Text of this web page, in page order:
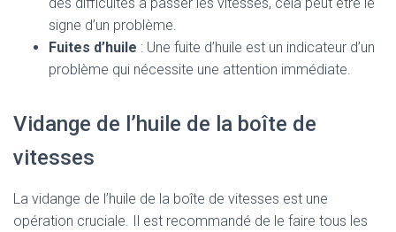
signe d’un problème.
Fuites d’huile : Une fuite d’huile est un indicateur d’un
problème qui nécessite une attention immédiate.
Vidange de l’huile de la boîte de
vitesses
La vidange de l’huile de la boîte de vitesses est une
opération cruciale. Il est recommandé de le faire tous les